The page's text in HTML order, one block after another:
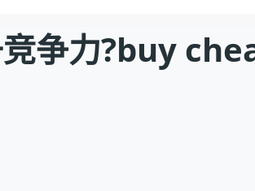
争力?buy